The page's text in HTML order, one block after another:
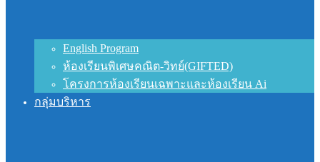
English Program
ห้องเรียนพิเศษคณิต-วิทย์(GIFTED)
โครงการห้องเรียนเฉพาะและห้องเรียน Ai
กลุ่มบริหาร